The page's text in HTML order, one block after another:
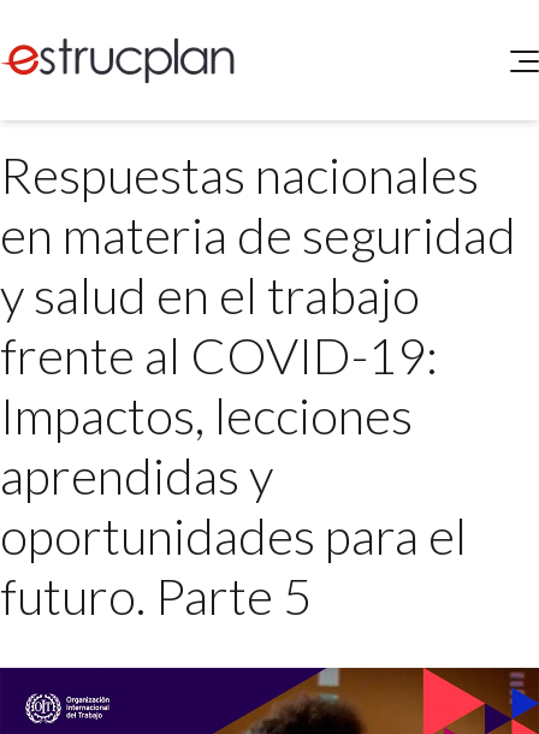
SERVICIOS
Higiene y Seguridad
Medio Ambiente
Legislación
NOVEDADES
INGRESAR
Portal de Clientes
Matriz Premium
Matriz Profesional
Respuestas nacionales
en materia de seguridad
y salud en el trabajo
frente al COVID-19:
Impactos, lecciones
aprendidas y
oportunidades para el
futuro. Parte 5